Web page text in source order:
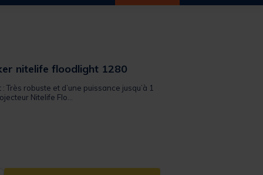
nitelife floodlight 1280
Très robuste et d’une puissance jusqu’à 1
Nitelife Flo...